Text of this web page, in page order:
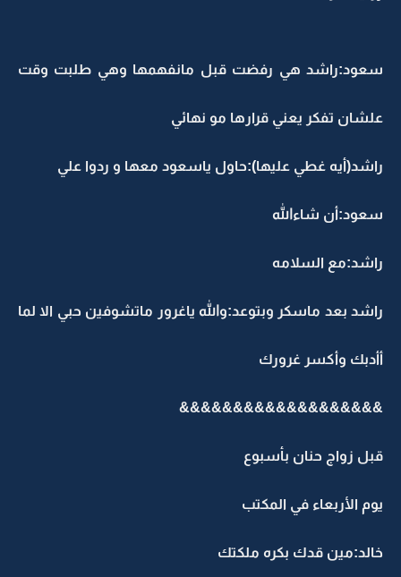
سعود:راشد هي رفضت قبل مانفهمها وهي طلبت وقت
علشان تفكر يعني قرارها مو نهائي
راشد(أيه غطي عليها):حاول ياسعود معها و ردوا علي
سعود:أن شاءالله
راشد:مع السلامه
راشد بعد ماسكر وبتوعد:والله ياغرور ماتشوفين حبي الا لما
أأدبك وأكسر غرورك
&&&&&&&&&&&&&&&&&&&
قبل زواج حنان بأسبوع
يوم الأربعاء في المكتب
خالد:مين قدك بكره ملكتك